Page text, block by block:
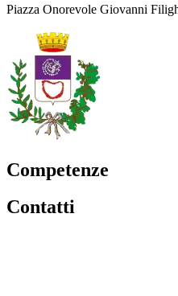
Piazza Onorevole Giovanni
Competenze
Contatti